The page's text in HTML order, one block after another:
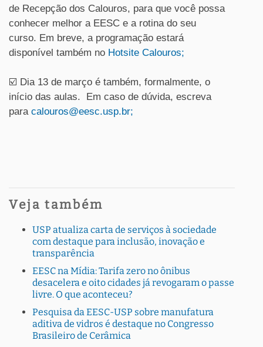
de Recepção dos Calouros, para que você possa
conhecer melhor a EESC e a rotina do seu
curso. Em breve, a programação estará
disponível também no Hotsite Calouros;
☑️ Dia 13 de março é também, formalmente, o
início das aulas. Em caso de dúvida, escreva
para calouros@eesc.usp.br;
Veja também
USP atualiza carta de serviços à sociedade
com destaque para inclusão, inovação e
transparência
EESC na Mídia: Tarifa zero no ônibus
desacelera e oito cidades já revogaram o passe
livre. O que aconteceu?
Pesquisa da EESC-USP sobre manufatura
aditiva de vidros é destaque no Congresso
Brasileiro de Cerâmica